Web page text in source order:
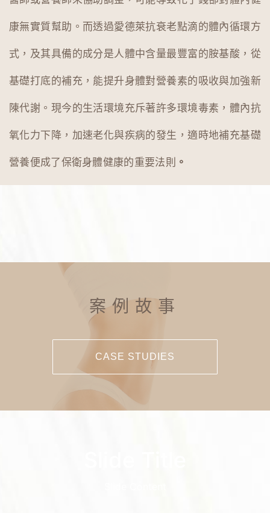
康無實質幫助。而透過愛德萊抗衰老點滴的體內循環方
式，及其具備的成分是人體中含量最豐富的胺基酸， 從
基礎打底的補充，能提升身體對營養素的吸收與加強新
陳代謝。現今的生活環境充斥著許多環境毒素，體內抗
氧化力下降，加速老化與疾病的發生，適時地補充基礎
營養便成了保衛身體健康的重要法則 。
案例故事
CASE STUDIES